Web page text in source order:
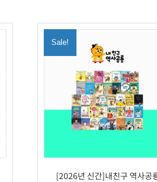
Sale!
[2026년 신간]내친구 역사공